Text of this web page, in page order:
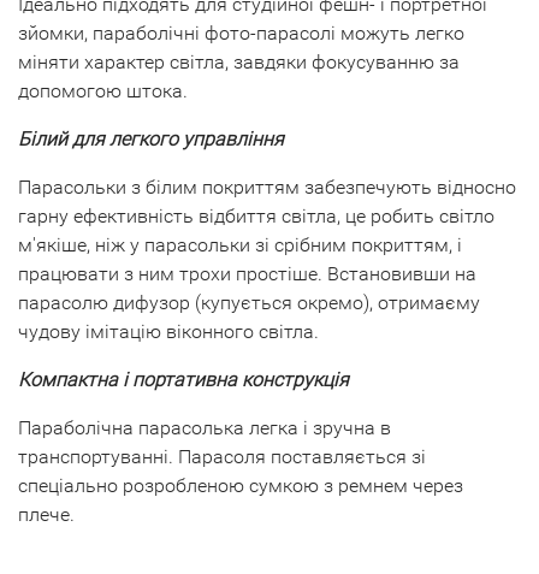
зйомки, параболічні фото-парасолі можуть легко
міняти характер світла, завдяки фокусуванню за
допомогою штока.
Білий для легкого управління
Парасольки з білим покриттям забезпечують відносно
гарну ефективність відбиття світла, це робить світло
м'якіше, ніж у парасольки зі срібним покриттям, і
працювати з ним трохи простіше. Встановивши на
парасолю дифузор (купується окремо), отримаєму
чудову імітацію віконного світла.
Компактна і портативна конструкція
Параболічна парасолька легка і зручна в
транспортуванні. Парасоля поставляється зі
спеціально розробленою сумкою з ремнем через
плече.